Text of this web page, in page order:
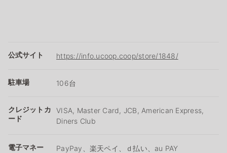
公式サイト https://info.ucoop.coop/store/1848/
駐車場 106台
クレジットカ
ード
VISA, Master Card, JCB, American Express,
Diners Club
電子マネー PayPay、楽天ペイ、ｄ払い、au PAY